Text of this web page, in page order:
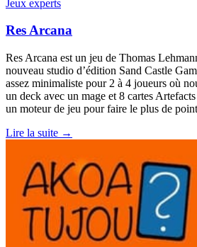
Jeux experts
Res Arcana
Res Arcana est un jeu de Thomas
nouveau studio d’édition Sand Castle
assez minimaliste pour 2 à 4 joueurs où
un deck avec un mage et 8 cartes
un moteur de jeu pour faire le plus de
Lire la suite →